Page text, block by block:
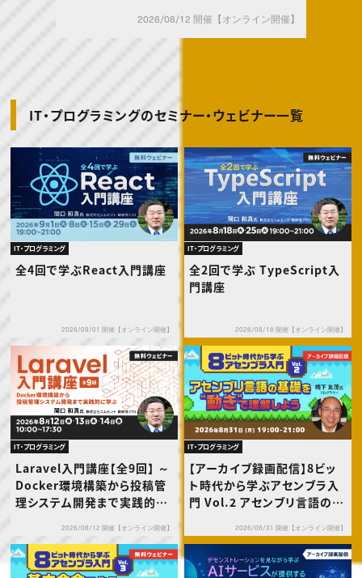
2026/08/12 開催【オンライン開催】
IT・プログラミングのセミナー・ウェビナー一覧
IT・プログラミング
全4回で学ぶReact入門講座
2026/09/01 開催【オンライン開催】
IT・プログラミング
全2回で学ぶ TypeScript入
門講座
2026/08/18 開催【オンライン開催】
IT・プログラミング
Laravel入門講座【全9回】 ～
Docker環境構築から投稿管
理システム開発まで実践的に
2026/08/12 開催【オンライン開催】
IT・プログラミング
【アーカイブ録画配信】8ビッ
ト時代から学ぶアセンブラ入
門 Vol.2 アセンブリ言語の基
2026/08/31 開催【オンライン開催】